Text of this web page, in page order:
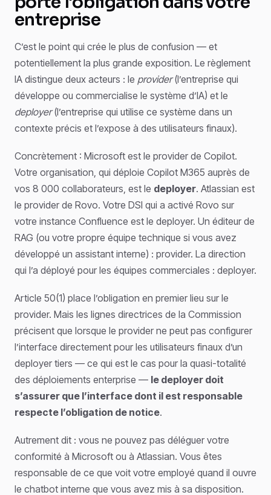
entreprise
C’est le point qui crée le plus de confusion — et
potentiellement la plus grande exposition. Le règlement
IA distingue deux acteurs : le provider(l’entreprise qui
développe ou commercialise le système d’IA) et le
deployer(l’entreprise qui utilise ce système dans un
contexte précis et l’expose à des utilisateurs finaux).
Concrètement : Microsoft est le provider de Copilot.
Votre organisation, qui déploie Copilot M365 auprès de
vos 8 000 collaborateurs, est le deployer. Atlassian est
le provider de Rovo. Votre DSI qui a activé Rovo sur
votre instance Confluence est le deployer. Un éditeur de
RAG (ou votre propre équipe technique si vous avez
développé un assistant interne) : provider. La direction
qui l’a déployé pour les équipes commerciales : deployer.
Article 50(1) place l’obligation en premier lieu sur le
provider. Mais les lignes directrices de la Commission
précisent que lorsque le provider ne peut pas configurer
l’interface directement pour les utilisateurs finaux d’un
deployer tiers — ce qui est le cas pour la quasi-totalité
des déploiements enterprise — le deployer doit
s’assurer que l’interface dont il est responsable
respecte l’obligation de notice.
Autrement dit : vous ne pouvez pas déléguer votre
conformité à Microsoft ou à Atlassian. Vous êtes
responsable de ce que voit votre employé quand il ouvre
le chatbot interne que vous avez mis à sa disposition.